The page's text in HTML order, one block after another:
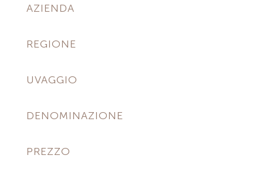
AZIENDA
REGIONE
UVAGGIO
DENOMINAZIONE
PREZZO